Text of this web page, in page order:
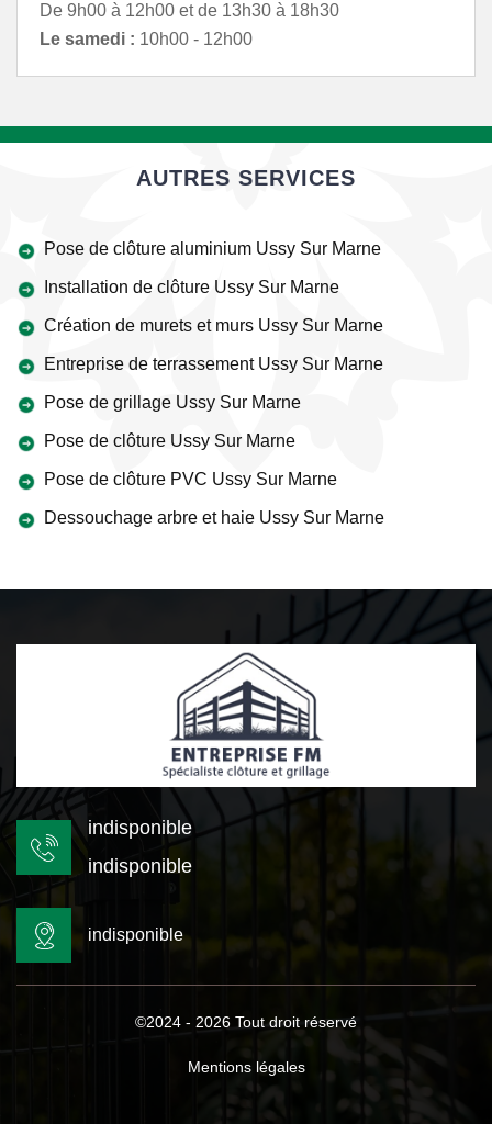
De 9h00 à 12h00 et de 13h30 à 18h30
Le samedi : 10h00 - 12h00
AUTRES SERVICES
Pose de clôture aluminium Ussy Sur Marne
Installation de clôture Ussy Sur Marne
Création de murets et murs Ussy Sur Marne
Entreprise de terrassement Ussy Sur Marne
Pose de grillage Ussy Sur Marne
Pose de clôture Ussy Sur Marne
Pose de clôture PVC Ussy Sur Marne
Dessouchage arbre et haie Ussy Sur Marne
indisponible
indisponible
indisponible
©2024 - 2026 Tout droit réservé
Mentions légales